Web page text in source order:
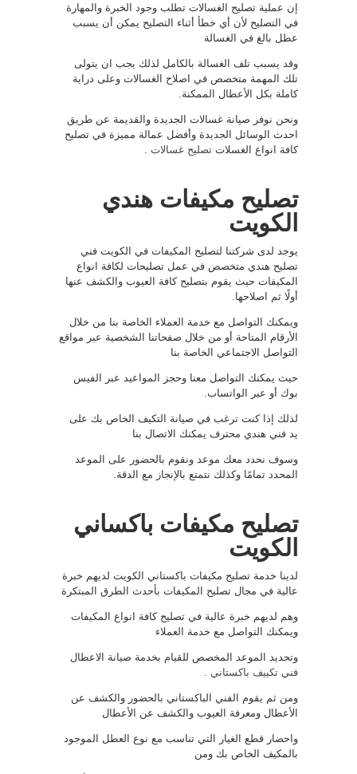
إن عملية تصليح الغسالات تطلب وجود الخبرة والمهارة
في التصليح لأن أي خطأ أثناء التصليح يمكن أن يسبب
عطل بالغ في الغسالة
وقد يسبب تلف الغسالة بالكامل لذلك يجب ان يتولى
تلك المهمة متخصص في اصلاح الغسالات وعلى دراية
كاملة بكل الأعطال الممكنة.
ونحن نوفر صيانة غسالات الجديدة والقديمة عن طريق
احدث الوسائل الجديدة وأفضل عمالة مميزة في تصليح
كافة انواع الغسلات تصليح غسالات
تصليح مكيفات هندي
الكويت
يوجد لدى شركتنا لتصليح المكيفات في الكويت فني
تصليح هندي متخصص في عمل تصليحات لكافة انواع
المكيفات حيث يقوم بتصليح كافة العيوب والكشف عنها
أولًا ثم اصلاحها.
ويمكنك التواصل مع خدمة العملاء الخاصة بنا من خلال
الأرقام المتاحة أو من خلال صفحاتنا الشخصية عبر مواقع
التواصل الاجتماعي الخاصة بنا
حيث يمكنك التواصل معنا وحجز المواعيد عبر الفيس
بوك أو عبر الواتساب.
لذلك إذا كنت ترغب في صيانة التكيف الخاص بك على
يد فني هندي محترف يمكنك الاتصال بنا
وسوف نحدد معك موعد ونقوم بالحضور على الموعد
المحدد تمامًا وكذلك نتمتع بالإنجاز مع الدقة.
تصليح مكيفات باكساني
الكويت
لدينا خدمة تصليح مكيفات باكستاني الكويت لديهم خبرة
عالية في مجال تصليح المكيفات بأحدث الطرق المبتكرة
وهم لديهم خبرة عالية في تصليح كافة انواع المكيفات
ويمكنك التواصل مع خدمة العملاء
وتحديد الموعد المخصص للقيام بخدمة صيانة الاعطال
فني تكييف باكستاني
ومن ثم يقوم الفني الباكستاني بالحضور والكشف عن
الأعطال ومعرفة العيوب والكشف عن الأعطال
واحضار قطع الغيار التي تناسب مع نوع العطل الموجود
بالمكيف الخاص بك ومن